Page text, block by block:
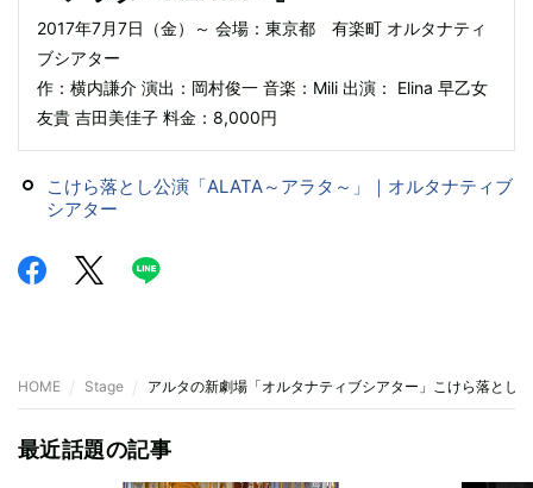
2017年7月7日（金）～ 会場：東京都 有楽町 オルタナティ
ブシアター
作：横内謙介 演出：岡村俊一 音楽：Mili 出演： Elina 早乙女
友貴 吉田美佳子 料金：8,000円
こけら落とし公演「ALATA～アラタ～」｜オルタナティブ
シアター
HOME Stage アルタの新劇場「オルタナティブシアター」こけら落とし
最近話題の記事